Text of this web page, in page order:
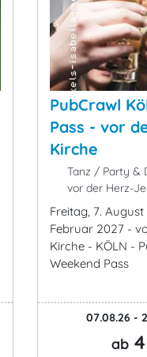
PubCrawl
Pass - vor
Kirche
Tanz / Party &
vor der Herz-
Freitag, 7.
Februar 2027 -
Kirche - KÖLN -
Weekend Pass
07.08.26 -
ab